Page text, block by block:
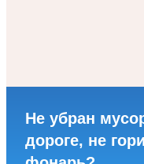
Не убран
дороге, не